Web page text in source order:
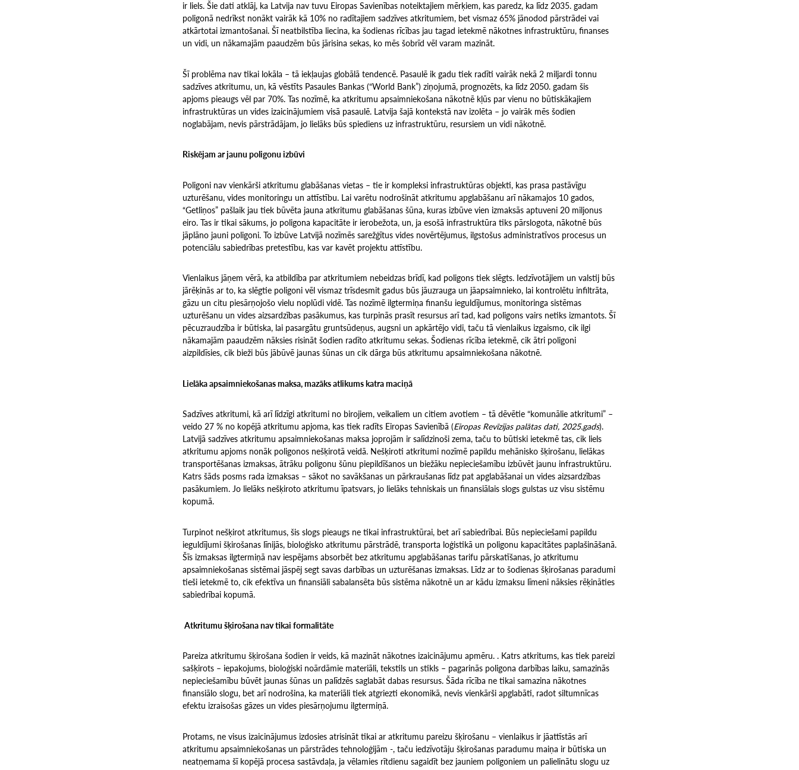
ir liels. Šie dati atklāj, ka Latvija nav tuvu Eiropas Savienības noteiktajiem mērķiem, kas paredz, ka līdz 2035. gadam
poligonā nedrīkst nonākt vairāk kā 10% no radītajiem sadzīves atkritumiem, bet vismaz 65% jānodod pārstrādei vai
atkārtotai izmantošanai. Šī neatbilstība liecina, ka šodienas rīcības jau tagad ietekmē nākotnes infrastruktūru, finanses
un vidi, un nākamajām paaudzēm būs jārisina sekas, ko mēs šobrīd vēl varam mazināt.
Šī problēma nav tikai lokāla – tā iekļaujas globālā tendencē. Pasaulē ik gadu tiek radīti vairāk nekā 2 miljardi tonnu
sadzīves atkritumu, un, kā vēstīts Pasaules Bankas (“World Bank”) ziņojumā, prognozēts, ka līdz 2050. gadam šis
apjoms pieaugs vēl par 70%. Tas nozīmē, ka atkritumu apsaimniekošana nākotnē kļūs par vienu no būtiskākajiem
infrastruktūras un vides izaicinājumiem visā pasaulē. Latvija šajā kontekstā nav izolēta – jo vairāk mēs šodien
noglabājam, nevis pārstrādājam, jo lielāks būs spiediens uz infrastruktūru, resursiem un vidi nākotnē.
Riskējam ar jaunu poligonu izbūvi
Poligoni nav vienkārši atkritumu glabāšanas vietas – tie ir kompleksi infrastruktūras objekti, kas prasa pastāvīgu
uzturēšanu, vides monitoringu un attīstību. Lai varētu nodrošināt atkritumu apglabāšanu arī nākamajos 10 gados,
“Getliņos” pašlaik jau tiek būvēta jauna atkritumu glabāšanas šūna, kuras izbūve vien izmaksās aptuveni 20 miljonus
eiro. Tas ir tikai sākums, jo poligona kapacitāte ir ierobežota, un, ja esošā infrastruktūra tiks pārslogota, nākotnē būs
jāplāno jauni poligoni. To izbūve Latvijā nozīmēs sarežģītus vides novērtējumus, ilgstošus administratīvos procesus un
potenciālu sabiedrības pretestību, kas var kavēt projektu attīstību.
Vienlaikus jāņem vērā, ka atbildība par atkritumiem nebeidzas brīdī, kad poligons tiek slēgts. Iedzīvotājiem un valstij būs
jārēķinās ar to, ka slēgtie poligoni vēl vismaz trīsdesmit gadus būs jāuzrauga un jāapsaimnieko, lai kontrolētu infiltrāta,
gāzu un citu piesārņojošo vielu noplūdi vidē. Tas nozīmē ilgtermiņa finanšu ieguldījumus, monitoringa sistēmas
uzturēšanu un vides aizsardzības pasākumus, kas turpinās prasīt resursus arī tad, kad poligons vairs netiks izmantots. Šī
pēcuzraudzība ir būtiska, lai pasargātu gruntsūdeņus, augsni un apkārtējo vidi, taču tā vienlaikus izgaismo, cik ilgi
nākamajām paaudzēm nāksies risināt šodien radīto atkritumu sekas. Šodienas rīcība ietekmē, cik ātri poligoni
aizpildīsies, cik bieži būs jābūvē jaunas šūnas un cik dārga būs atkritumu apsaimniekošana nākotnē.
Lielāka apsaimniekošanas maksa, mazāks atlikums katra maciņā
Sadzīves atkritumi, kā arī līdzīgi atkritumi no birojiem, veikaliem un citiem avotiem – tā dēvētie “komunālie atkritumi” –
veido 27 % no kopējā atkritumu apjoma, kas tiek radīts Eiropas Savienībā (Eiropas Revīzijas palātas dati, 2025.gads).
Latvijā sadzīves atkritumu apsaimniekošanas maksa joprojām ir salīdzinoši zema, taču to būtiski ietekmē tas, cik liels
atkritumu apjoms nonāk poligonos nešķirotā veidā. Nešķiroti atkritumi nozīmē papildu mehānisko šķirošanu, lielākas
transportēšanas izmaksas, ātrāku poligonu šūnu piepildīšanos un biežāku nepieciešamību izbūvēt jaunu infrastruktūru.
Katrs šāds posms rada izmaksas – sākot no savākšanas un pārkraušanas līdz pat apglabāšanai un vides aizsardzības
pasākumiem. Jo lielāks nešķiroto atkritumu īpatsvars, jo lielāks tehniskais un finansiālais slogs gulstas uz visu sistēmu
kopumā.
Turpinot nešķirot atkritumus, šis slogs pieaugs ne tikai infrastruktūrai, bet arī sabiedrībai. Būs nepieciešami papildu
ieguldījumi šķirošanas līnijās, bioloģisko atkritumu pārstrādē, transporta loģistikā un poligonu kapacitātes paplašināšanā.
Šīs izmaksas ilgtermiņā nav iespējams absorbēt bez atkritumu apglabāšanas tarifu pārskatīšanas, jo atkritumu
apsaimniekošanas sistēmai jāspēj segt savas darbības un uzturēšanas izmaksas. Līdz ar to šodienas šķirošanas paradumi
tieši ietekmē to, cik efektīva un finansiāli sabalansēta būs sistēma nākotnē un ar kādu izmaksu līmeni nāksies rēķināties
sabiedrībai kopumā.
Atkritumu šķirošana nav tikai formalitāte
Pareiza atkritumu šķirošana šodien ir veids, kā mazināt nākotnes izaicinājumu apmēru. . Katrs atkritums, kas tiek pareizi
sašķirots – iepakojums, bioloģiski noārdāmie materiāli, tekstils un stikls – pagarinās poligona darbības laiku, samazinās
nepieciešamību būvēt jaunas šūnas un palīdzēs saglabāt dabas resursus. Šāda rīcība ne tikai samazina nākotnes
finansiālo slogu, bet arī nodrošina, ka materiāli tiek atgriezti ekonomikā, nevis vienkārši apglabāti, radot siltumnīcas
efektu izraisošas gāzes un vides piesārņojumu ilgtermiņā.
Protams, ne visus izaicinājumus izdosies atrisināt tikai ar atkritumu pareizu šķirošanu – vienlaikus ir jāattīstās arī
atkritumu apsaimniekošanas un pārstrādes tehnoloģijām -, taču iedzīvotāju šķirošanas paradumu maiņa ir būtiska un
neatņemama šī kopējā procesa sastāvdaļa, ja vēlamies rītdienu sagaidīt bez jauniem poligoniem un palielinātu slogu uz